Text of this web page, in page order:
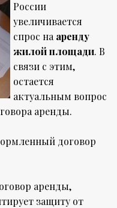
России
увеличивается
спрос на аренду
жилой площади. В
связи с этим,
остается
актуальным вопрос
аренды.
договор
аренды,
защиту от